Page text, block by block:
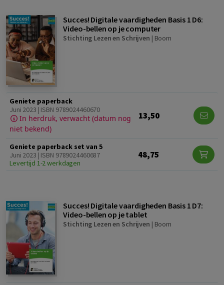
Succes! Digitale vaardigheden Basis 1 D6:
Video-bellen op je computer
Stichting Lezen en Schrijven | Boom
Geniete paperback
Juni 2023 | ISBN 9789024460670
In herdruk, verwacht (datum nog
niet bekend)
13,50
Geniete paperback set van 5
Juni 2023 | ISBN 9789024460687
Levertijd 1-2 werkdagen
48,75
Succes! Digitale vaardigheden Basis 1 D7:
Video-bellen op je tablet
Stichting Lezen en Schrijven | Boom